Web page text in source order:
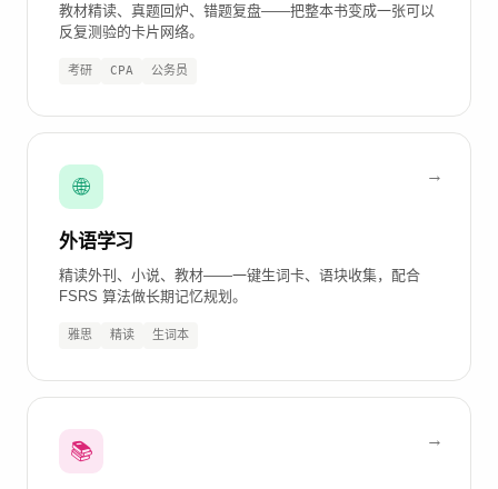
教材精读、真题回炉、错题复盘——把整本书变成一张可以
反复测验的卡片网络。
考研 CPA 公务员
🌐
外语学习
精读外刊、小说、教材——一键生词卡、语块收集，配合
FSRS 算法做长期记忆规划。
雅思 精读 生词本
📚